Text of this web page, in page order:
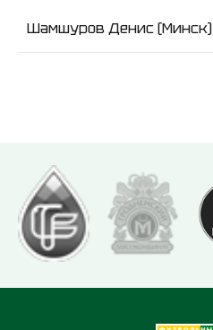
Шамшуров Денис (Минск)